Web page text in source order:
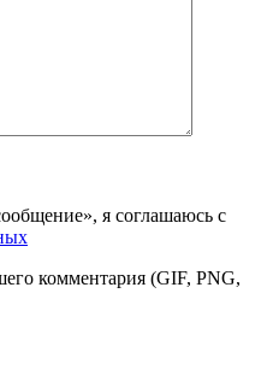
я соглашаюсь с
комментария (GIF, PNG,